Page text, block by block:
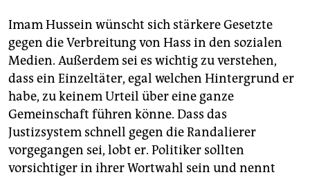
Imam Hussein wünscht sich stärkere Gesetzte
gegen die Verbreitung von Hass in den sozialen
Medien. Außerdem sei es wichtig zu verstehen,
dass ein Einzeltäter, egal welchen Hintergrund er
habe, zu keinem Urteil über eine ganze
Gemeinschaft führen könne. Dass das
Justizsystem schnell gegen die Randalierer
vorgegangen sei, lobt er. Politiker sollten
vorsichtiger in ihrer Wortwahl sein und nennt